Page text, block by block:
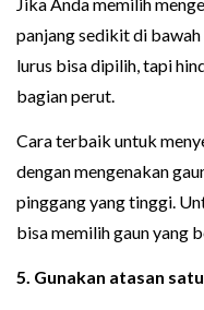
Jika Anda memilih
panjang sedikit di
lurus bisa dipilih, tapi
bagian perut.
Cara terbaik untuk
dengan mengenakan
pinggang yang tinggi.
bisa memilih gaun yang
5. Gunakan atasan